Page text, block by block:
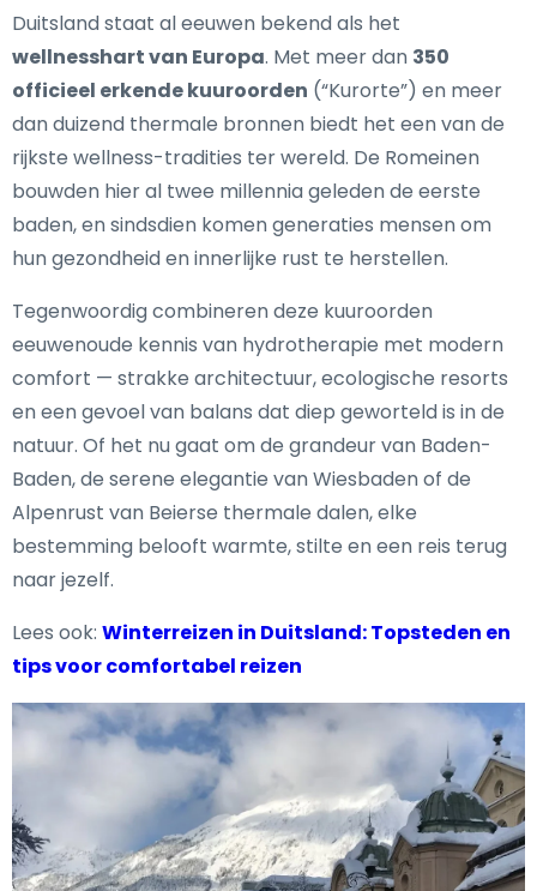
Duitsland staat al eeuwen bekend als het
wellnesshart van Europa. Met meer dan 350
officieel erkende kuuroorden (“Kurorte”) en meer
dan duizend thermale bronnen biedt het een van de
rijkste wellness-tradities ter wereld. De Romeinen
bouwden hier al twee millennia geleden de eerste
baden, en sindsdien komen generaties mensen om
hun gezondheid en innerlijke rust te herstellen.
Tegenwoordig combineren deze kuuroorden
eeuwenoude kennis van hydrotherapie met modern
comfort — strakke architectuur, ecologische resorts
en een gevoel van balans dat diep geworteld is in de
natuur. Of het nu gaat om de grandeur van Baden-
Baden, de serene elegantie van Wiesbaden of de
Alpenrust van Beierse thermale dalen, elke
bestemming belooft warmte, stilte en een reis terug
naar jezelf.
Lees ook: Winterreizen in Duitsland: Topsteden en
tips voor comfortabel reizen